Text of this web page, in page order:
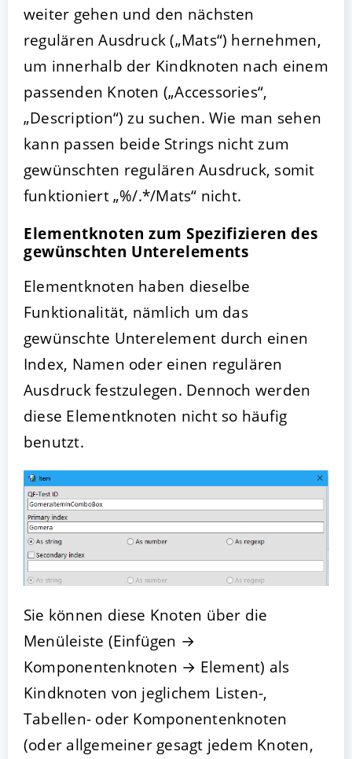
weiter gehen und den nächsten
regulären Ausdruck („Mats“) hernehmen,
um innerhalb der Kindknoten nach einem
passenden Knoten („Accessories“,
„Description“) zu suchen. Wie man sehen
kann passen beide Strings nicht zum
gewünschten regulären Ausdruck, somit
funktioniert „%/.*/Mats“ nicht.
Elementknoten zum Spezifizieren des
gewünschten Unterelements
Elementknoten haben dieselbe
Funktionalität, nämlich um das
gewünschte Unterelement durch einen
Index, Namen oder einen regulären
Ausdruck festzulegen. Dennoch werden
diese Elementknoten nicht so häufig
benutzt.
Sie können diese Knoten über die
Menüleiste (Einfügen →
Komponentenknoten → Element) als
Kindknoten von jeglichem Listen-,
Tabellen- oder Komponentenknoten
(oder allgemeiner gesagt jedem Knoten,